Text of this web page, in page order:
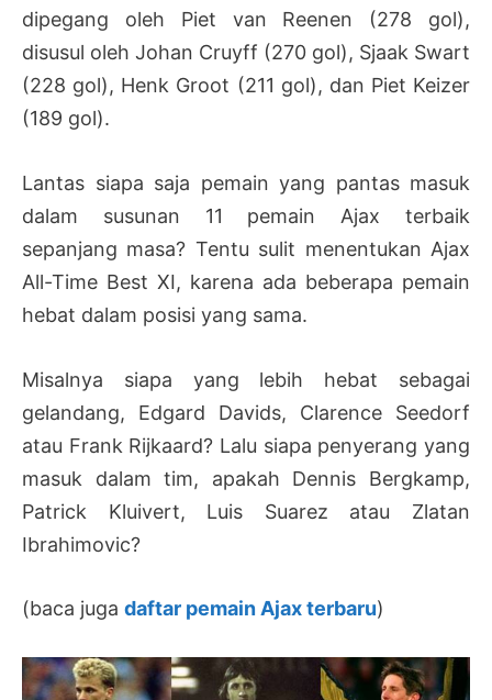
dipegang oleh Piet van Reenen (278 gol),
disusul oleh Johan Cruyff (270 gol), Sjaak Swart
(228 gol), Henk Groot (211 gol), dan Piet Keizer
(189 gol).
Lantas siapa saja pemain yang pantas masuk
dalam susunan 11 pemain Ajax terbaik
sepanjang masa? Tentu sulit menentukan Ajax
All-Time Best XI, karena ada beberapa pemain
hebat dalam posisi yang sama.
Misalnya siapa yang lebih hebat sebagai
gelandang, Edgard Davids, Clarence Seedorf
atau Frank Rijkaard? Lalu siapa penyerang yang
masuk dalam tim, apakah Dennis Bergkamp,
Patrick Kluivert, Luis Suarez atau Zlatan
Ibrahimovic?
(baca juga daftar pemain Ajax terbaru)